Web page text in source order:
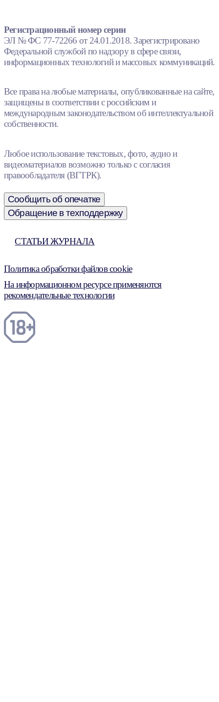
Регистрационный номер серии
ЭЛ № ФС 77-72266 от 24.01.2018. Зарегистрировано
Федеральной службой по надзору в сфере связи,
информационных технологий и массовых коммуникаций.
Все права на любые материалы, опубликованные на сайте,
защищены в соответствии с российским и
международным законодательством об интеллектуальной
собственности.
Любое использование текстовых, фото, аудио и
видеоматериалов возможно только с согласия
правообладателя (ВГТРК).
Сообщить об опечатке
Обращение в техподдержку
СТАТЬИ ЖУРНАЛА
Политика обработки файлов cookie
На информационном ресурсе применяются
рекомендательные технологии